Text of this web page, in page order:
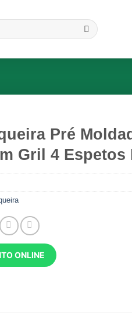
Pré
Gril 4 Espetos
ONLINE